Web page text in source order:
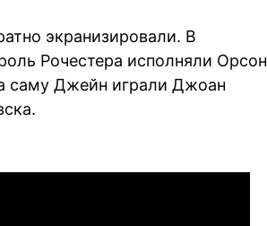
экранизировали. В
Рочестера исполняли Орсон
саму Джейн играли Джоан